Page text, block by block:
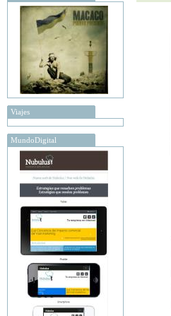
Viajes
MundoDigital